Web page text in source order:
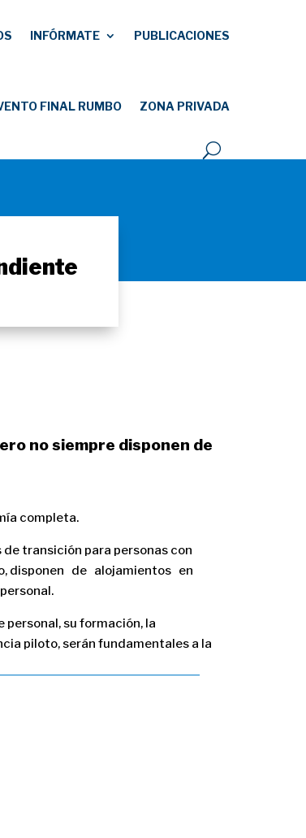
INFÓRMATE PUBLICACIONES
FINAL RUMBO ZONA PRIVADA
no siempre disponen de
completa.
transición para personas con
disponen de alojamientos en
su formación, la
piloto, serán fundamentales a la